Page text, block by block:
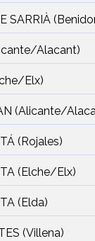
SARRIÀ
Alacant)
Elx)
(Alicante/
(Rojales)
(Elche/Elx)
(Elda)
(Villena)